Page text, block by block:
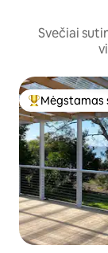
Svečiai
Svečių
Mėgstamas